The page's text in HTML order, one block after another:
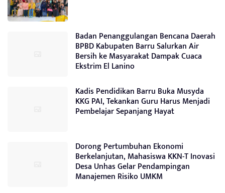
Badan Penanggulangan Bencana Daerah
BPBD Kabupaten Barru Salurkan Air
Bersih ke Masyarakat Dampak Cuaca
Ekstrim El Lanino
Kadis Pendidikan Barru Buka Musyda
KKG PAI, Tekankan Guru Harus Menjadi
Pembelajar Sepanjang Hayat
Dorong Pertumbuhan Ekonomi
Berkelanjutan, Mahasiswa KKN-T Inovasi
Desa Unhas Gelar Pendampingan
Manajemen Risiko UMKM